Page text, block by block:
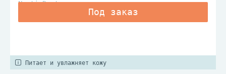
Nesti Dante
Питает и увлажняет кожу